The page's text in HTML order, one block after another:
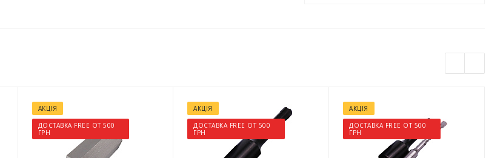
АКЦІЯ
ДОСТАВКА FREE ОТ 500
ГРН
АКЦІЯ
ДОСТАВКА FREE ОТ 500
ГРН
АКЦІЯ
ДОСТАВКА FREE ОТ 500
ГРН